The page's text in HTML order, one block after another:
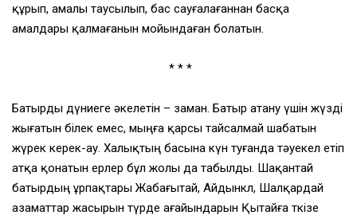
құрып, амалы таусылып, бас сауғалағаннан басқа
амалдары қалмағанын мойындаған болатын.
* * *
Батырды дүниеге әкелетін – заман. Батыр атану үшін жүзді
жығатын білек емес, мыңға қарсы тайсалмай шабатын
жүрек керек-ау. Халықтың басына күн туғанда тәуекел етіп
атқа қонатын ерлер бұл жолы да табылды. Шақантай
батырдың ұрпақтары Жабағытай, Айдынкөл, Шалқардай
азаматтар жасырын түрде ағайындарын Қытайға өткізе